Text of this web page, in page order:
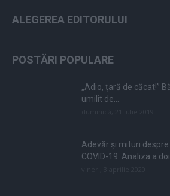
ALEGEREA EDITORULUI
POSTĂRI POPULARE
„Adio, țară de căcat!”
umilit de...
Adevăr și mituri
COVID-19. Analiza a doi...